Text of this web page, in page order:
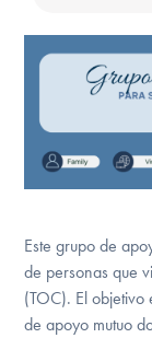
Find Help
Learn More
Get Involved
Este grupo de
de personas que
(TOC). El
de apoyo mutuo